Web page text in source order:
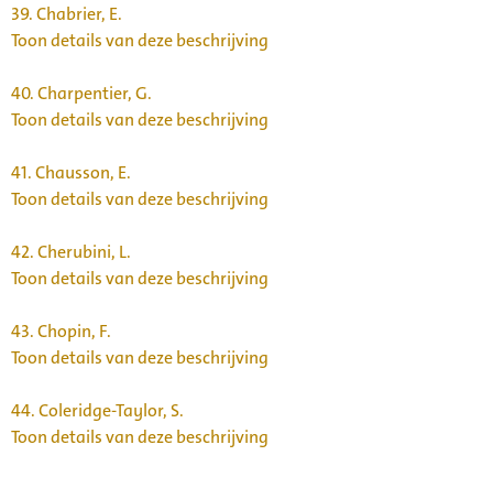
39.Chabrier, E.
Toon details van deze beschrijving
40.Charpentier, G.
Toon details van deze beschrijving
41.Chausson, E.
Toon details van deze beschrijving
42.Cherubini, L.
Toon details van deze beschrijving
43.Chopin, F.
Toon details van deze beschrijving
44.Coleridge-Taylor, S.
Toon details van deze beschrijving